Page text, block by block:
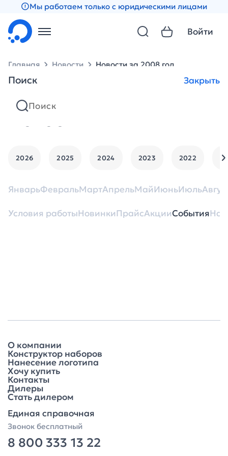
Мы работаем только с юридическими лицами
Поиск Закрыть
Войти
Главная Новости Новости за 2008 год
Новости
2026 2025 2024 2023 2022
ЯнварьФевральМартАпрельМайИюньИюль
Условия работыНовинкиПрайсАкцииСобытия
О компании
Конструктор наборов
Нанесение логотипа
Хочу купить
Контакты
Дилеры
Стать дилером
Единая справочная
Звонок бесплатный
8 800 333 13 22